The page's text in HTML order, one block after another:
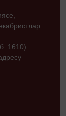
1610)